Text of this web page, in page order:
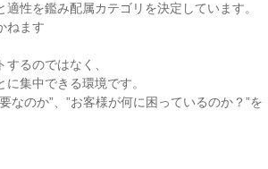
性を鑑み配属カテゴリを決定しています。
ねます
るのではなく、
集中できる環境です。
なのか”、”お客様が何に困っているのか？”を